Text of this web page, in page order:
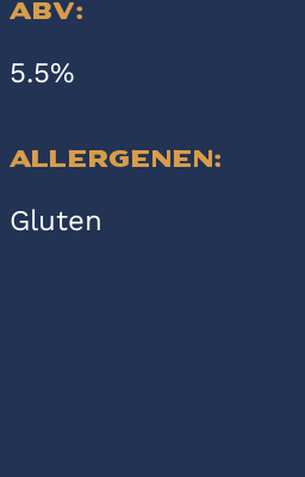
ABV:
5.5%
Allergenen:
Gluten